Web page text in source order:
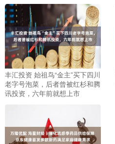
丰汇投资 始祖鸟“金主”买下四川
老字号泡菜，后者曾被红杉和腾
讯投资，六年前就想上市